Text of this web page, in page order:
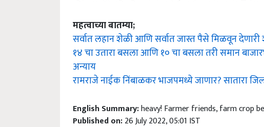
महत्वाच्या बातम्या;
सर्वात लहान शेळी आणि सर्वात जास्त पैसे मिळवून
१४ चा उतारा बसला आणि १० चा बसला तरी समान
अन्याय
रामराजे नाईक निंबाळकर भाजपमध्ये जाणार? सातारा
English Summary:heavy! Farmer friends, farm crop
Published on: 26 July 2022, 05:01 IST